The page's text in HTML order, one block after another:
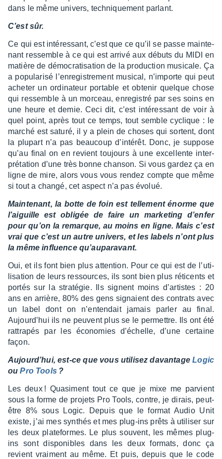
dans le même univers, tech­nique­ment parlant.
C’est sûr.
Ce qui est inté­res­sant, c’est que ce qu’il se passe main­te­
nant ressemble à ce qui est arrivé aux débuts du MIDI en
matière de démo­cra­ti­sa­tion de la produc­tion musi­cale. Ça
a popu­la­risé l’en­re­gis­tre­ment musi­cal, n’im­porte qui peut
ache­ter un ordi­na­teur portable et obte­nir quelque chose
qui ressemble à un morceau, enre­gis­tré par ses soins en
une heure et demie. Ceci dit, c’est inté­res­sant de voir à
quel point, après tout ce temps, tout semble cyclique : le
marché est saturé, il y a plein de choses qui sortent, dont
la plupart n’a pas beau­coup d’in­té­rêt. Donc, je suppose
qu’au final on en revient toujours à une excel­lente inter­
pré­ta­tion d’une très bonne chan­son. Si vous gardez ça en
ligne de mire, alors vous vous rendez compte que même
si tout a changé, cet aspect n’a pas évolué.
Main­te­nant, la botte de foin est telle­ment énorme que
l’ai­guille est obli­gée de faire un marke­ting d’en­fer
pour qu’on la remarque, au moins en ligne. Mais c’est
vrai que c’est un autre univers, et les labels n’ont plus
la même influence qu’au­pa­ra­vant.
Oui, et ils font bien plus atten­tion. Pour ce qui est de l’uti­
li­sa­tion de leurs ressources, ils sont bien plus réti­cents et
portés sur la stra­té­gie. Ils signent moins d’ar­tistes : 20
ans en arrière, 80% des gens signaient des contrats avec
un label dont on n’en­ten­dait jamais parler au final.
Aujour­d’hui ils ne peuvent plus se le permettre. Ils ont été
rattra­pés par les écono­mies d’échelle, d’une certaine
façon.
Aujour­d’hui, est-ce que vous utili­sez davan­tageLogic
ouPro Tools ?
Les deux ! Quasi­ment tout ce que je mixe me parvient
sous la forme de projets Pro Tools, contre, je dirais, peut-
être 8% sous Logic. Depuis que le format Audio Unit
existe, j’ai mes synthés et mes plug-ins prêts à utili­ser sur
les deux plate­formes. Le plus souvent, les mêmes plug-
ins sont dispo­nibles dans les deux formats, donc ça
revient vrai­ment au même. Et puis, depuis que le code